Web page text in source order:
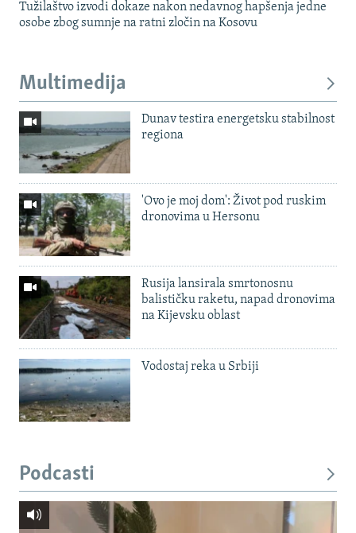
Tužilaštvo izvodi dokaze nakon nedavnog hapšenja jedne
osobe zbog sumnje na ratni zločin na Kosovu
Multimedija
Dunav testira energetsku stabilnost
regiona
'Ovo je moj dom': Život pod ruskim
dronovima u Hersonu
Rusija lansirala smrtonosnu
balističku raketu, napad dronovima
na Kijevsku oblast
Vodostaj reka u Srbiji
Podcasti